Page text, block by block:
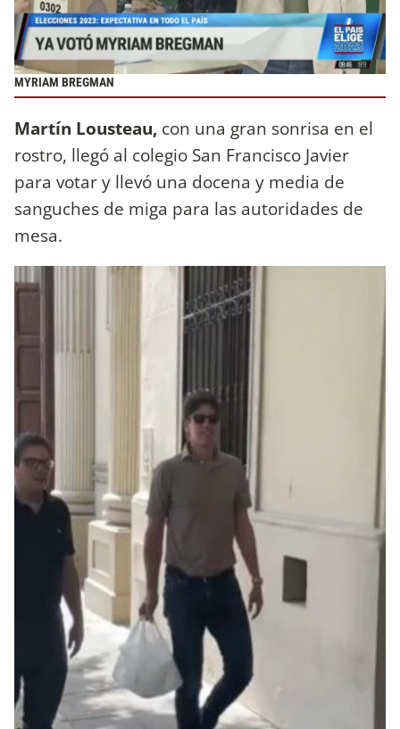
MYRIAM BREGMAN
Martín Lousteau, con una gran sonrisa en el
rostro, llegó al colegio San Francisco Javier
para votar y llevó una docena y media de
sanguches de miga para las autoridades de
mesa.